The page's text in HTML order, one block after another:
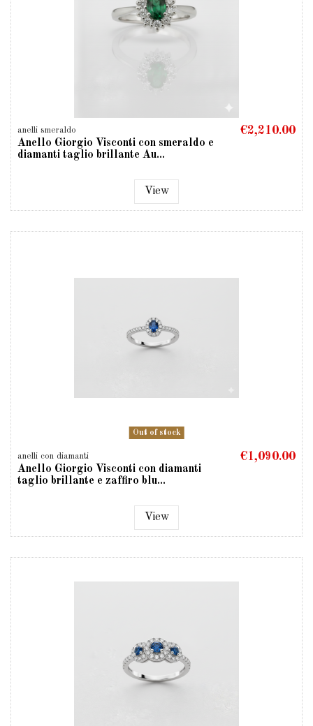
anelli smeraldo
Anello Giorgio Visconti con smeraldo e
diamanti taglio brillante Au...
€2,210.00
View
Out of stock
anelli con diamanti
Anello Giorgio Visconti con diamanti
taglio brillante e zaffiro blu...
€1,090.00
View